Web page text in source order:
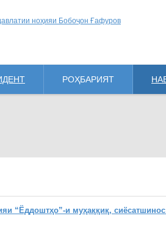
РОҲБАРИЯТ
и муҳаққиқ,